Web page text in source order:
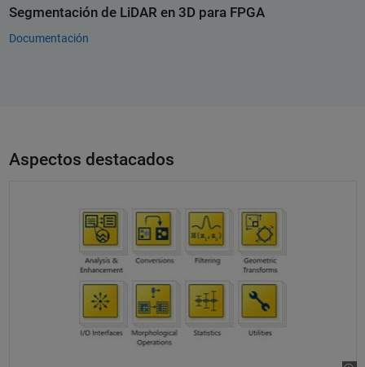
Segmentación de LiDAR en 3D para FPGA
Documentación
Aspectos destacados